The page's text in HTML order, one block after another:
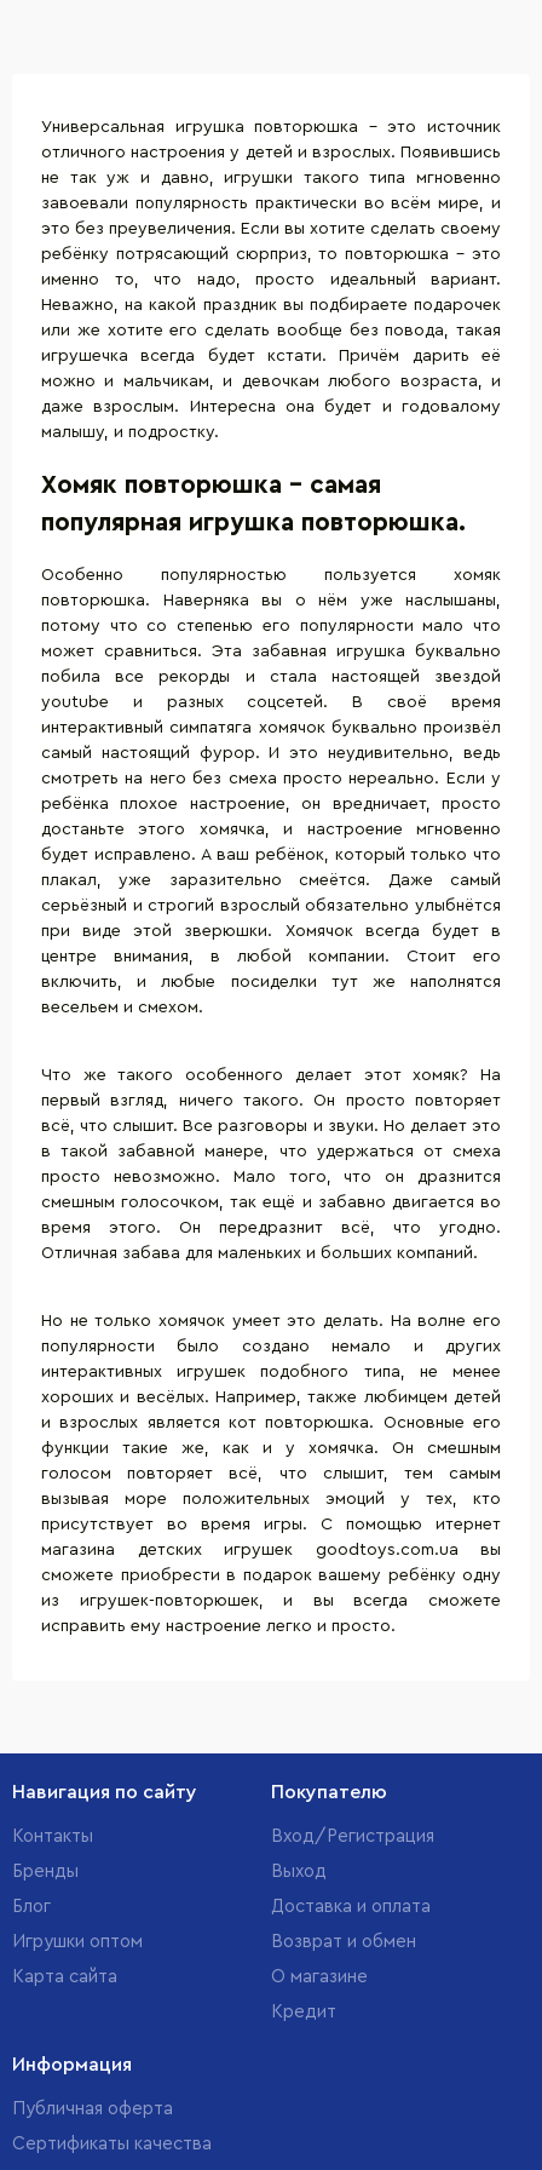
Универсальная игрушка повторюшка – это источник
отличного настроения у детей и взрослых. Появившись
не так уж и давно, игрушки такого типа мгновенно
завоевали популярность практически во всём мире, и
это без преувеличения. Если вы хотите сделать своему
ребёнку потрясающий сюрприз, то повторюшка – это
именно то, что надо, просто идеальный вариант.
Неважно, на какой праздник вы подбираете подарочек
или же хотите его сделать вообще без повода, такая
игрушечка всегда будет кстати. Причём дарить её
можно и мальчикам, и девочкам любого возраста, и
даже взрослым. Интересна она будет и годовалому
малышу, и подростку.
Хомяк повторюшка - самая
популярная игрушка повторюшка.
Особенно популярностью пользуется хомяк
повторюшка. Наверняка вы о нём уже наслышаны,
потому что со степенью его популярности мало что
может сравниться. Эта забавная игрушка буквально
побила все рекорды и стала настоящей звездой
youtube и разных соцсетей. В своё время
интерактивный симпатяга хомячок буквально произвёл
самый настоящий фурор. И это неудивительно, ведь
смотреть на него без смеха просто нереально. Если у
ребёнка плохое настроение, он вредничает, просто
достаньте этого хомячка, и настроение мгновенно
будет исправлено. А ваш ребёнок, который только что
плакал, уже заразительно смеётся. Даже самый
серьёзный и строгий взрослый обязательно улыбнётся
при виде этой зверюшки. Хомячок всегда будет в
центре внимания, в любой компании. Стоит его
включить, и любые посиделки тут же наполнятся
весельем и смехом.
Что же такого особенного делает этот хомяк? На
первый взгляд, ничего такого. Он просто повторяет
всё, что слышит. Все разговоры и звуки. Но делает это
в такой забавной манере, что удержаться от смеха
просто невозможно. Мало того, что он дразнится
смешным голосочком, так ещё и забавно двигается во
время этого. Он передразнит всё, что угодно.
Отличная забава для маленьких и больших компаний.
Но не только хомячок умеет это делать. На волне его
популярности было создано немало и других
интерактивных игрушек подобного типа, не менее
хороших и весёлых. Например, также любимцем детей
и взрослых является кот повторюшка. Основные его
функции такие же, как и у хомячка. Он смешным
голосом повторяет всё, что слышит, тем самым
вызывая море положительных эмоций у тех, кто
присутствует во время игры. C помощью итернет
магазина детских игрушек goodtoys.com.ua вы
сможете приобрести в подарок вашему ребёнку одну
из игрушек-повторюшек, и вы всегда сможете
исправить ему настроение легко и просто.
Навигация по сайту
Контакты
Бренды
Блог
Игрушки оптом
Карта сайта
Покупателю
Вход/Регистрация
Выход
Доставка и оплата
Возврат и обмен
О магазине
Кредит
Информация
Публичная оферта
Сертификаты качества